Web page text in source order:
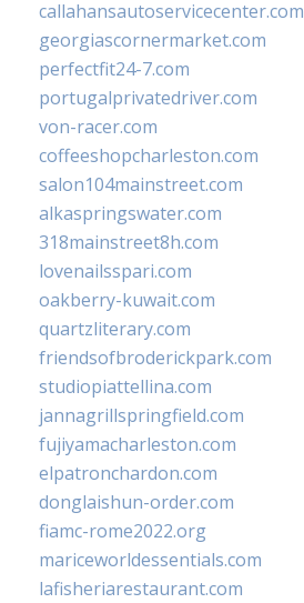
callahansautoservicecenter.com
georgiascornermarket.com
perfectfit24-7.com
portugalprivatedriver.com
von-racer.com
coffeeshopcharleston.com
salon104mainstreet.com
alkaspringswater.com
318mainstreet8h.com
lovenailsspari.com
oakberry-kuwait.com
quartzliterary.com
friendsofbroderickpark.com
studiopiattellina.com
jannagrillspringfield.com
fujiyamacharleston.com
elpatronchardon.com
donglaishun-order.com
fiamc-rome2022.org
mariceworldessentials.com
lafisheriarestaurant.com